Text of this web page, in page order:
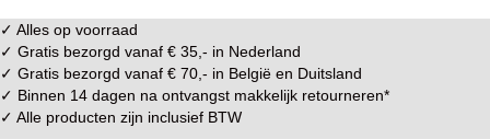
✓ Alles op voorraad
✓ Gratis bezorgd vanaf € 35,- in Nederland
✓ Gratis bezorgd vanaf € 70,- in België en Duitsland
✓ Binnen 14 dagen na ontvangst makkelijk retourneren*
✓ Alle producten zijn inclusief BTW